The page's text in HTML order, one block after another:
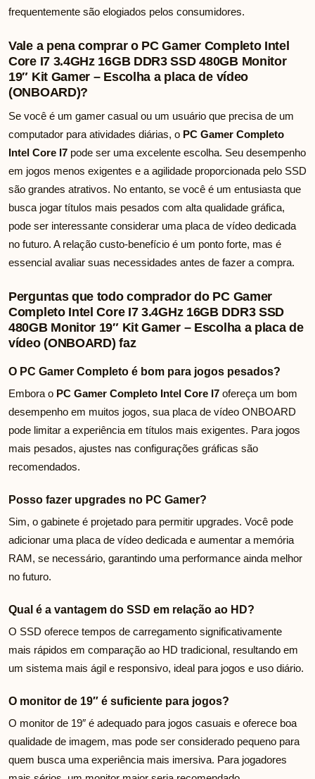
frequentemente são elogiados pelos consumidores.
Vale a pena comprar o PC Gamer Completo Intel
Core I7 3.4GHz 16GB DDR3 SSD 480GB Monitor
19″ Kit Gamer – Escolha a placa de vídeo
(ONBOARD)?
Se você é um gamer casual ou um usuário que precisa de um
computador para atividades diárias, o PC Gamer Completo
Intel Core I7 pode ser uma excelente escolha. Seu desempenho
em jogos menos exigentes e a agilidade proporcionada pelo SSD
são grandes atrativos. No entanto, se você é um entusiasta que
busca jogar títulos mais pesados com alta qualidade gráfica,
pode ser interessante considerar uma placa de vídeo dedicada
no futuro. A relação custo-benefício é um ponto forte, mas é
essencial avaliar suas necessidades antes de fazer a compra.
Perguntas que todo comprador do PC Gamer
Completo Intel Core I7 3.4GHz 16GB DDR3 SSD
480GB Monitor 19″ Kit Gamer – Escolha a placa de
vídeo (ONBOARD) faz
O PC Gamer Completo é bom para jogos pesados?
Embora o PC Gamer Completo Intel Core I7 ofereça um bom
desempenho em muitos jogos, sua placa de vídeo ONBOARD
pode limitar a experiência em títulos mais exigentes. Para jogos
mais pesados, ajustes nas configurações gráficas são
recomendados.
Posso fazer upgrades no PC Gamer?
Sim, o gabinete é projetado para permitir upgrades. Você pode
adicionar uma placa de vídeo dedicada e aumentar a memória
RAM, se necessário, garantindo uma performance ainda melhor
no futuro.
Qual é a vantagem do SSD em relação ao HD?
O SSD oferece tempos de carregamento significativamente
mais rápidos em comparação ao HD tradicional, resultando em
um sistema mais ágil e responsivo, ideal para jogos e uso diário.
O monitor de 19″ é suficiente para jogos?
O monitor de 19″ é adequado para jogos casuais e oferece boa
qualidade de imagem, mas pode ser considerado pequeno para
quem busca uma experiência mais imersiva. Para jogadores